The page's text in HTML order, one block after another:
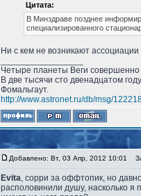
Цитата:
В Минздраве позднее
специализированного
Ни с кем не возникают
Четыре планеты Веги
В две тысячи сто двенадцатом
Фомальгаут.
http://www.astronet.ru/db/msg/
Добавлено: Вт, 03 Апр, 2012 10:01
Evita, сорри за оффтопик, но
располовинили душу, насколько я